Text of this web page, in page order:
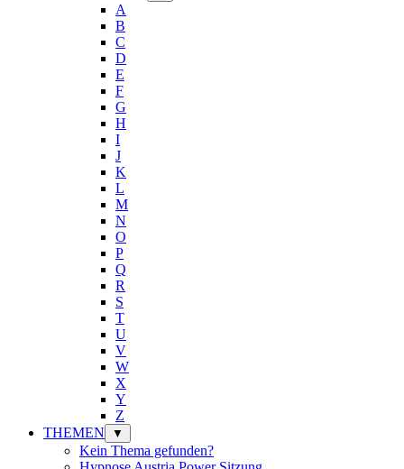
A
B
C
D
E
F
G
H
I
J
K
L
M
N
O
P
Q
R
S
T
U
V
W
X
Y
Z
THEMEN
▼
Kein Thema gefunden?